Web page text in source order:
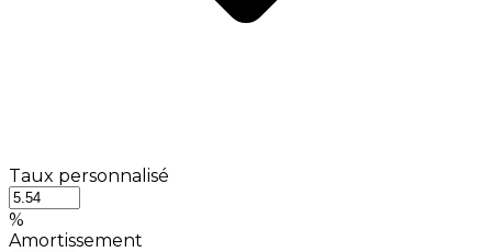
Taux personnalisé
%
Amortissement